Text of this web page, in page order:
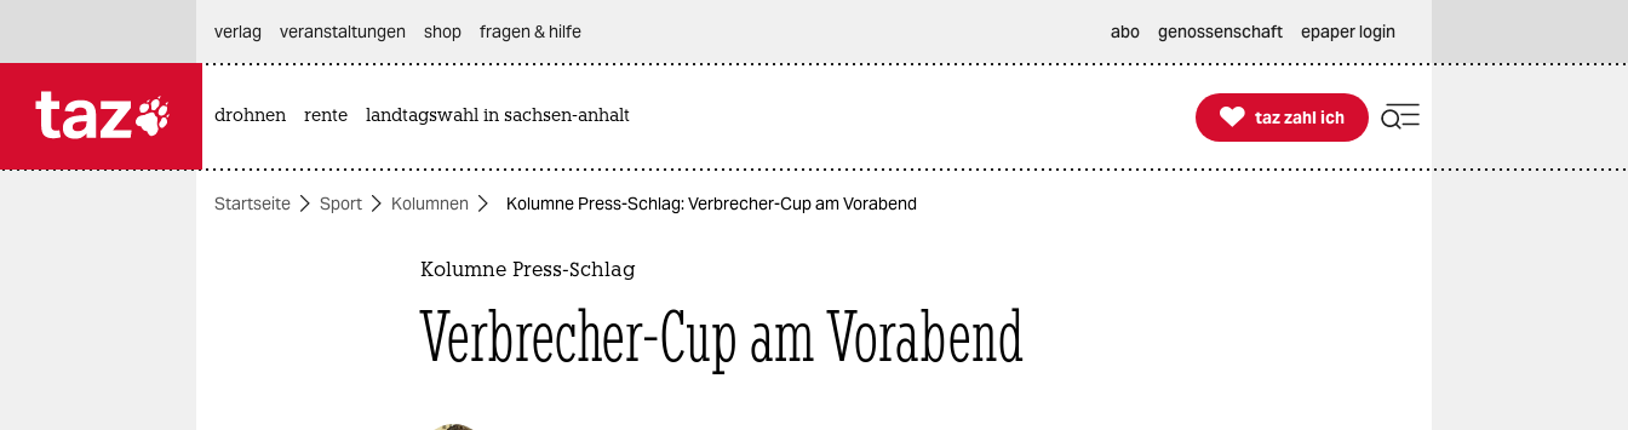
themen
verlag
veranstaltungen shop fragen & hilfe abo genossenschaft epaper login
drohnen rente landtagswahl in sachsen-anhalt 
taz zahl ich
taz zahl ich
Startseite Sport Kolumnen Kolumne Press-Schlag: Verbrecher-Cup am Vorabend
Kolumne Press-Schlag
Verbrecher-Cup am Vorabend